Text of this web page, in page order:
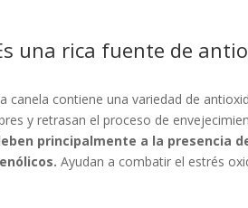
una rica fuente de
canela contiene una variedad de
y retrasan el proceso de
principalmente a la presencia
Ayudan a combatir el estrés